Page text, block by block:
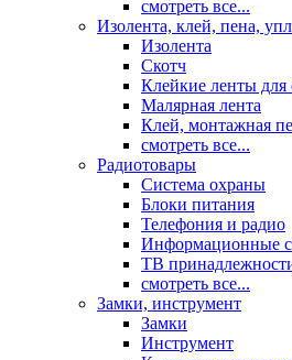
смотреть все...
Изолента, клей, пена,
Изолента
Скотч
Клейкие ленты для
Малярная лента
Клей, монтажная
смотреть все...
Радиотовары
Система охраны
Блоки питания
Телефония и радио
Информационные
ТВ
смотреть все...
Замки, инструмент
Замки
Инструмент